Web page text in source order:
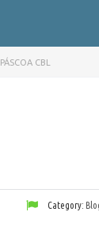
PÁSCOA CBL
Category: